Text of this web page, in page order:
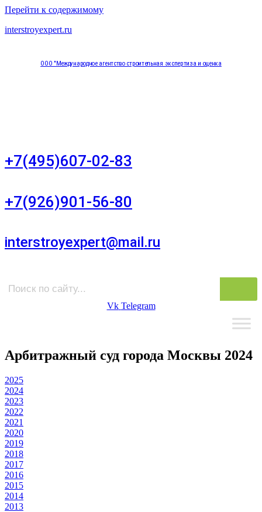
Перейти к содержимому
interstroyexpert.ru
ООО "Международное агентство строительная экспертиза и оценка
+7(495)607-02-83
+7(926)901-56-80
interstroyexpert@mail.ru
Vk Telegram
Арбитражный суд города Москвы 2024
2025
2024
2023
2022
2021
2020
2019
2018
2017
2016
2015
2014
2013